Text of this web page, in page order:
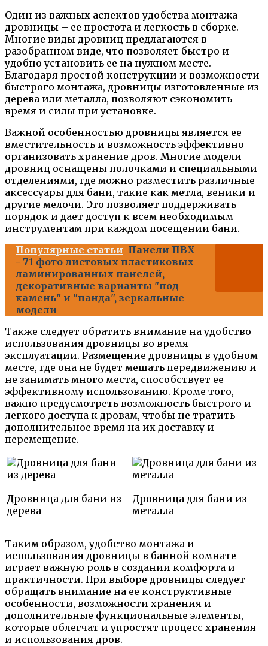
Один из важных аспектов удобства монтажа
дровницы – ее простота и легкость в сборке.
Многие виды дровниц предлагаются в
разобранном виде, что позволяет быстро и
удобно установить ее на нужном месте.
Благодаря простой конструкции и возможности
быстрого монтажа, дровницы изготовленные из
дерева или металла, позволяют сэкономить
время и силы при установке.
Важной особенностью дровницы является ее
вместительность и возможность эффективно
организовать хранение дров. Многие модели
дровниц оснащены полочками и специальными
отделениями, где можно разместить различные
аксессуары для бани, такие как метла, веники и
другие мелочи. Это позволяет поддерживать
порядок и дает доступ к всем необходимым
инструментам при каждом посещении бани.
Популярные статьи Панели ПВХ
- 71 фото листовых пластиковых
ламинированных панелей,
декоративные варианты "под
камень" и "панда", зеркальные
модели
Также следует обратить внимание на удобство
использования дровницы во время
эксплуатации. Размещение дровницы в удобном
месте, где она не будет мешать передвижению и
не занимать много места, способствует ее
эффективному использованию. Кроме того,
важно предусмотреть возможность быстрого и
легкого доступа к дровам, чтобы не тратить
дополнительное время на их доставку и
перемещение.
Дровница для бани из
дерева
Дровница для бани из
металла
Таким образом, удобство монтажа и
использования дровницы в банной комнате
играет важную роль в создании комфорта и
практичности. При выборе дровницы следует
обращать внимание на ее конструктивные
особенности, возможности хранения и
дополнительные функциональные элементы,
которые облегчат и упростят процесс хранения
и использования дров.